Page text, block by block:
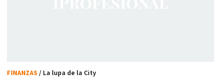
FINANZAS / La lupa de la City